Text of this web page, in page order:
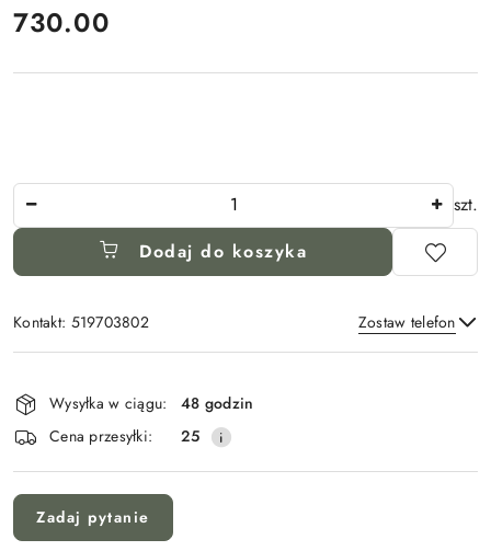
cena:
730.00
szt.
Dodaj do koszyka
Kontakt: 519703802 Zostaw telefon
Dostępność
i
dostawa
Wysyłka w ciągu:
48 godzin
Cena przesyłki:
25
Zadaj pytanie